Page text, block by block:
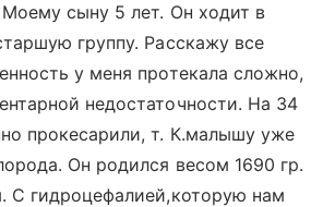
сыну 5 лет. Он ходит в
группу. Расскажу все
у меня протекала сложно,
недостаточности. На 34
прокесарили, т. К.малышу уже
Он родился весом 1690 гр.
С гидроцефалией,которую нам